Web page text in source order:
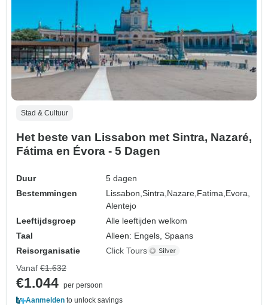
Stad & Cultuur
Het beste van Lissabon met Sintra, Nazaré,
Fátima en Évora - 5 Dagen
Duur
5 dagen
Bestemmingen
Lissabon,Sintra, Nazare, Fatima, Evora,
Alentejo
Leeftijdsgroep
Alle leeftijden welkom
Taal
Alleen: Engels, Spaans
Reisorganisatie
Click Tours
Vanaf €1.632
€1.044 per persoon
Aanmelden to unlock savings